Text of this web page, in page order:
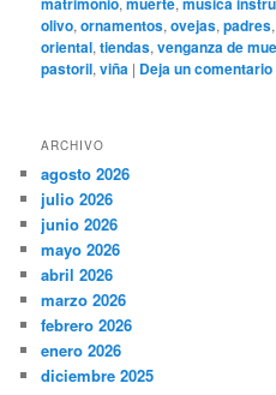
olivo,ornamentos,ovejas,padres
oriental,tiendas,venganza de
pastoril,viña | Deja un comentario
ARCHIVO
agosto 2026
julio 2026
junio 2026
mayo 2026
abril 2026
marzo 2026
febrero 2026
enero 2026
diciembre 2025